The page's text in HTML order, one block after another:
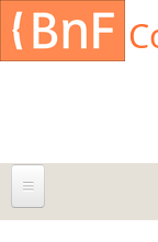
Aller au contenu principal
À propos
Cookies management